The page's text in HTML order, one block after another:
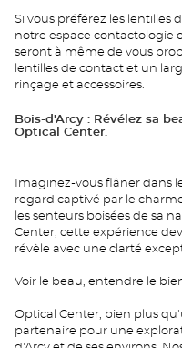
Si vous préférez les lentilles
notre espace contactologie
seront à même de vous
lentilles de contact et un
rinçage et accessoires.
Bois-d'Arcy : Révélez sa
Optical Center.
Imaginez-vous flâner dans
regard captivé par le
les senteurs boisées de sa
Center, cette expérience
révèle avec une clarté
Voir le beau, entendre le
Optical Center, bien plus
partenaire pour une